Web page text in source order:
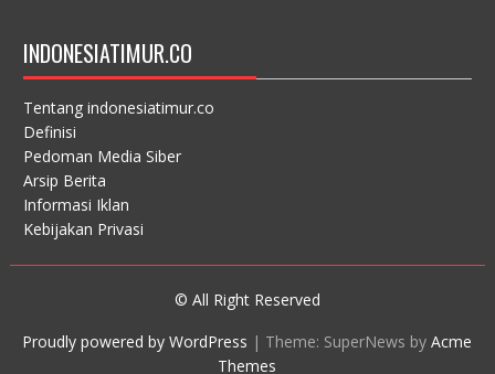
INDONESIATIMUR.CO
Tentang indonesiatimur.co
Definisi
Pedoman Media Siber
Arsip Berita
Informasi Iklan
Kebijakan Privasi
© All Right Reserved
Proudly powered by WordPress | Theme: SuperNews byAcme
Themes